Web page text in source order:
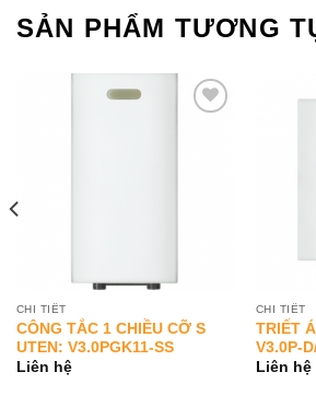
SẢN PHẨM TƯƠNG
CHI TIẾT
CÔNG TẮC 1 CHIỀU CỠ S
UTEN: V3.0PGK11-SS
Liên hệ
CHI TIẾT
TRIẾT
V3.0P-
Liên hệ